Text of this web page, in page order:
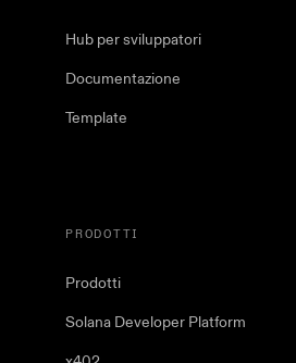
Hub per sviluppatori
Documentazione
Template
PRODOTTI
Prodotti
Solana Developer Platform